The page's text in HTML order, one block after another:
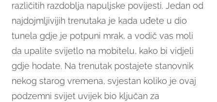
različitih razdoblja napuljske povijesti. Jedan od
najdojmljivijih trenutaka je kada uđete u dio
tunela gdje je potpuni mrak, a vodič vas moli
da upalite svijetlo na mobitelu, kako bi vidjeli
gdje hodate. Na trenutak postajete stanovnik
nekog starog vremena, svjestan koliko je ovaj
podzemni svijet uvijek bio ključan za